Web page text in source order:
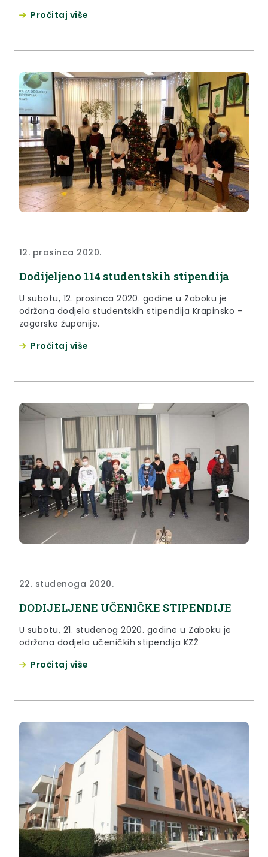
Pročitaj više
12. prosinca 2020.
Dodijeljeno 114 studentskih stipendija
U subotu, 12. prosinca 2020. godine u Zaboku je
održana dodjela studentskih stipendija Krapinsko –
zagorske županije.
Pročitaj više
22. studenoga 2020.
DODIJELJENE UČENIČKE STIPENDIJE
U subotu, 21. studenog 2020. godine u Zaboku je
održana dodjela učeničkih stipendija KZŽ
Pročitaj više